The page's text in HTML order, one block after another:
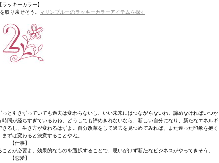
【ラッキーカラー】
取り戻せそう。 マリンブルーのラッキーカラーアイテムを探す
と引きずっていても過去は変わらないし、いい未来にはつながらないわ。諦めなければいつか
間が経ちすぎているわね。どうしても諦めきれないなら、新しい自分になり、新たなエネルギ
るし、生き方が変わるはずよ。自分改革をして過去を見つめてみれば、また違った印象を抱く
ずは変わると決意することやね。
【仕事】
とが必要よ。効果的なものを選択することで、思いがけず新たなビジネスがやってきそう。
【恋愛】